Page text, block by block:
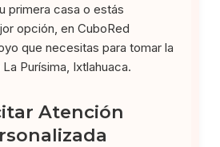
primera casa o estás
opción, en CuboRed
que necesitas para tomar la
Purísima, Ixtlahuaca.
Atención